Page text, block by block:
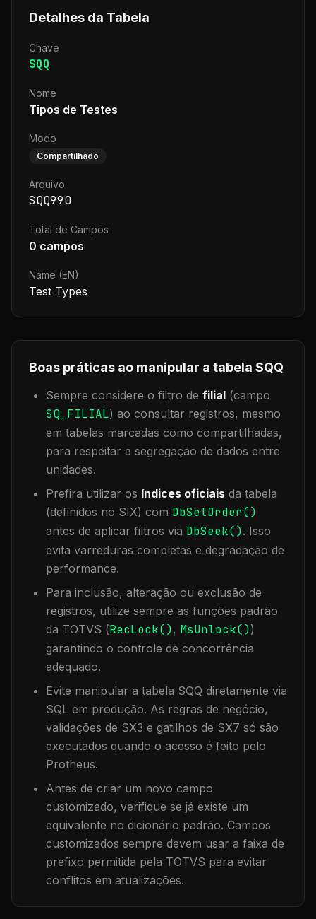
Detalhes da Tabela
Chave
SQQ
Nome
Tipos de Testes
Modo
Compartilhado
Arquivo
SQQ990
Total de Campos
0 campos
Name (EN)
Test Types
Boas práticas ao manipular a tabela SQQ
Sempre considere o filtro de filial (campo
SQ_FILIAL) ao consultar registros, mesmo
em tabelas marcadas como compartilhadas,
para respeitar a segregação de dados entre
unidades.
Prefira utilizar os índices oficiais da tabela
(definidos no SIX) com DbSetOrder()
antes de aplicar filtros via DbSeek(). Isso
evita varreduras completas e degradação de
performance.
Para inclusão, alteração ou exclusão de
registros, utilize sempre as funções padrão
da TOTVS (RecLock(), MsUnlock())
garantindo o controle de concorrência
adequado.
Evite manipular a tabela SQQ diretamente via
SQL em produção. As regras de negócio,
validações de SX3 e gatilhos de SX7 só são
executados quando o acesso é feito pelo
Protheus.
Antes de criar um novo campo
customizado, verifique se já existe um
equivalente no dicionário padrão. Campos
customizados sempre devem usar a faixa de
prefixo permitida pela TOTVS para evitar
conflitos em atualizações.